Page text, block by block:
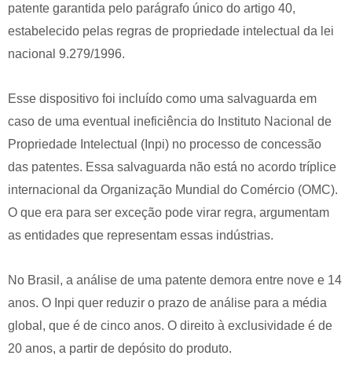
patente garantida pelo parágrafo único do artigo 40,
estabelecido pelas regras de propriedade intelectual da lei
nacional 9.279/1996.
Esse dispositivo foi incluído como uma salvaguarda em
caso de uma eventual ineficiência do Instituto Nacional de
Propriedade Intelectual (Inpi) no processo de concessão
das patentes. Essa salvaguarda não está no acordo tríplice
internacional da Organização Mundial do Comércio (OMC).
O que era para ser exceção pode virar regra, argumentam
as entidades que representam essas indústrias.
No Brasil, a análise de uma patente demora entre nove e 14
anos. O Inpi quer reduzir o prazo de análise para a média
global, que é de cinco anos. O direito à exclusividade é de
20 anos, a partir de depósito do produto.